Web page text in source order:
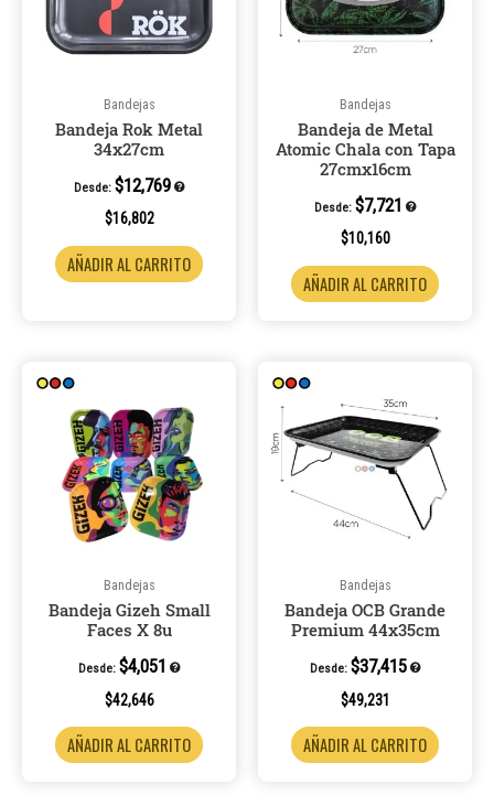
Bandejas
Bandeja Rok Metal
34x27cm
Desde: $12,769
$16,802
AÑADIR AL CARRITO
Bandejas
Bandeja de Metal
Atomic Chala con Tapa
27cmx16cm
Desde: $7,721
$10,160
AÑADIR AL CARRITO
Bandejas
Bandeja Gizeh Small
Faces X 8u
Desde: $4,051
$42,646
AÑADIR AL CARRITO
Bandejas
Bandeja OCB Grande
Premium 44x35cm
Desde: $37,415
$49,231
AÑADIR AL CARRITO